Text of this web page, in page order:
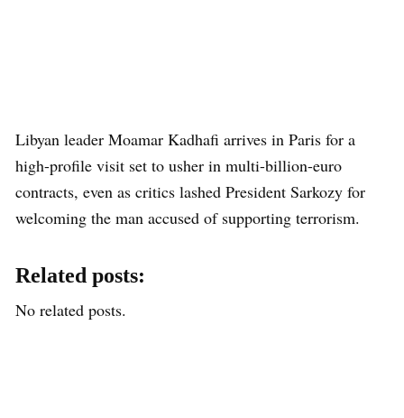
Libyan leader Moamar Kadhafi arrives in Paris for a
high-profile visit set to usher in multi-billion-euro
contracts, even as critics lashed President Sarkozy for
welcoming the man accused of supporting terrorism.
Related posts:
No related posts.